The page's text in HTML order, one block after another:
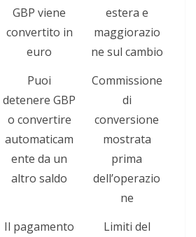
GBP viene
convertito in
euro
estera e
maggiorazio
ne sul cambio
Puoi
detenere GBP
o convertire
automaticam
ente da un
altro saldo
Commissione
di
conversione
mostrata
prima
dell’operazio
ne
Il pagamento
Limiti del